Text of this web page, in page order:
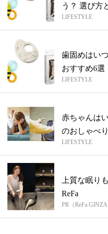
う？ 選び方
LIFESTYLE
歯固めはい
おすすめ6選
LIFESTYLE
赤ちゃんは
のおしゃべ
修...
LIFESTYLE
上質な眠り
ReFa
PR（ReFa GINZA